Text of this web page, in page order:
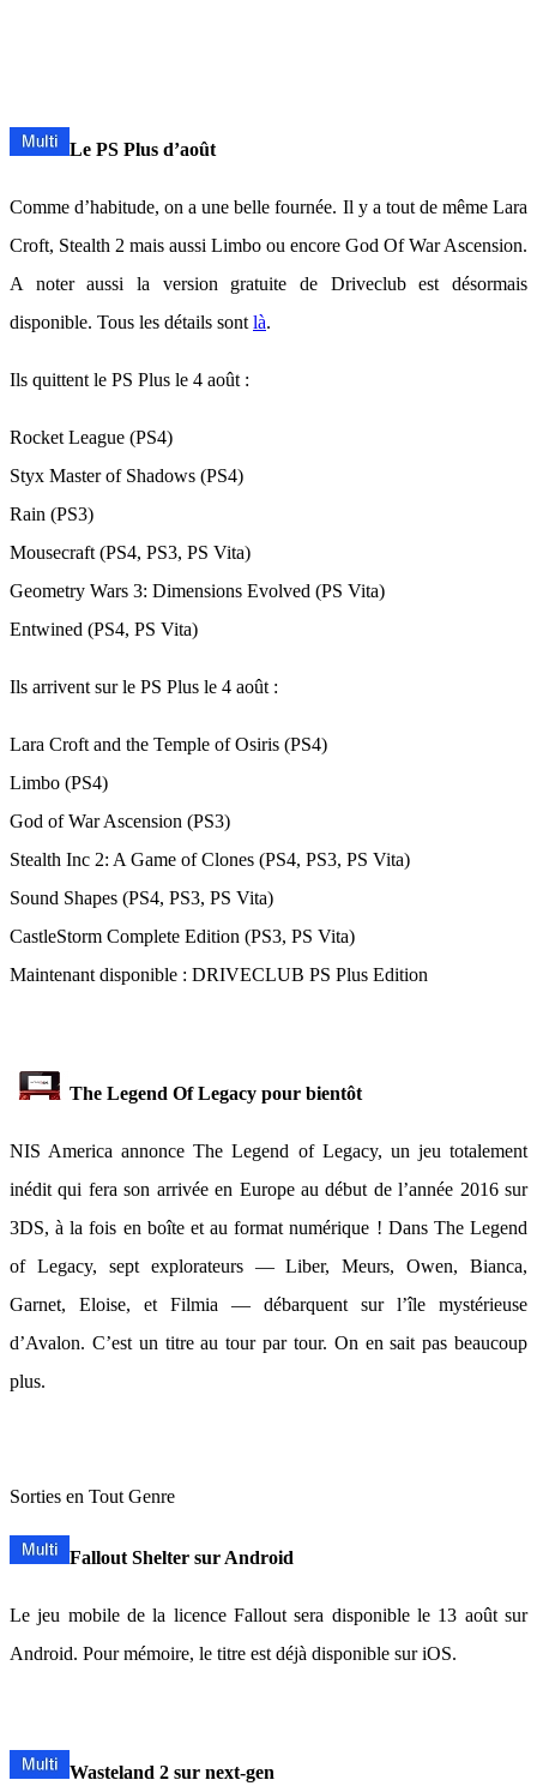
Le PS Plus d’août
Comme d’habitude, on a une belle fournée. Il y a tout de même Lara
Croft, Stealth 2 mais aussi Limbo ou encore God Of War Ascension.
A noter aussi la version gratuite de Driveclub est désormais
disponible. Tous les détails sont là.
Ils quittent le PS Plus le 4 août :
Rocket League (PS4)
Styx Master of Shadows (PS4)
Rain (PS3)
Mousecraft (PS4, PS3, PS Vita)
Geometry Wars 3: Dimensions Evolved (PS Vita)
Entwined (PS4, PS Vita)
Ils arrivent sur le PS Plus le 4 août :
Lara Croft and the Temple of Osiris (PS4)
Limbo (PS4)
God of War Ascension (PS3)
Stealth Inc 2: A Game of Clones (PS4, PS3, PS Vita)
Sound Shapes (PS4, PS3, PS Vita)
CastleStorm Complete Edition (PS3, PS Vita)
Maintenant disponible : DRIVECLUB PS Plus Edition
The Legend Of Legacy pour bientôt
NIS America annonce The Legend of Legacy, un jeu totalement
inédit qui fera son arrivée en Europe au début de l’année 2016 sur
3DS, à la fois en boîte et au format numérique ! Dans The Legend
of Legacy, sept explorateurs — Liber, Meurs, Owen, Bianca,
Garnet, Eloise, et Filmia — débarquent sur l’île mystérieuse
d’Avalon. C’est un titre au tour par tour. On en sait pas beaucoup
plus.
Sorties en Tout Genre
Fallout Shelter sur Android
Le jeu mobile de la licence Fallout sera disponible le 13 août sur
Android. Pour mémoire, le titre est déjà disponible sur iOS.
Wasteland 2 sur next-gen